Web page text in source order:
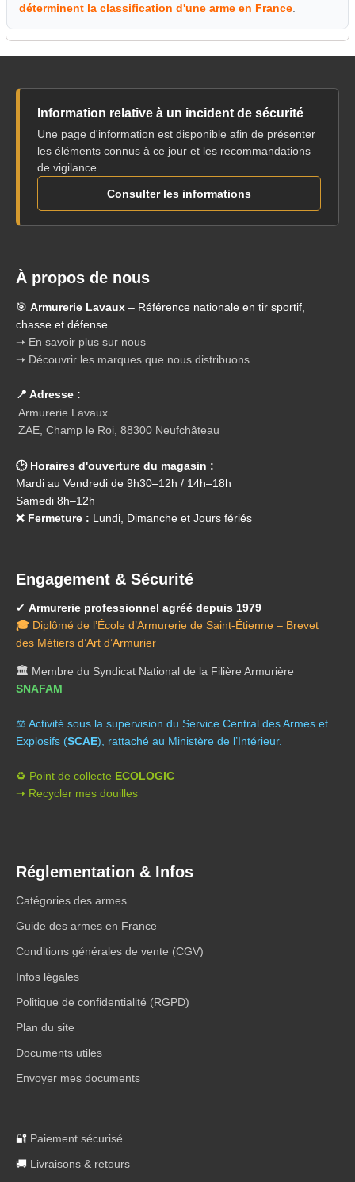
déterminent la classification d'une arme en France
Information relative à un incident de sécurité
Une page d'information est disponible afin de présenter
les éléments connus à ce jour et les recommandations
de vigilance.
Consulter les informations
À propos de nous
🎯 Armurerie Lavaux – Référence nationale en tir sportif,
chasse et défense.
➝ En savoir plus sur nous
➝ Découvrir les marques que nous distribuons
📍 Adresse :
Armurerie Lavaux
ZAE, Champ le Roi, 88300 Neufchâteau
🕑 Horaires d'ouverture du magasin :
Mardi au Vendredi de 9h30–12h / 14h–18h
Samedi 8h–12h
❌ Fermeture : Lundi, Dimanche et Jours fériés
Engagement & Sécurité
✔ Armurerie professionnel agréé depuis 1979
🎓 Diplômé de l’École d’Armurerie de Saint-Étienne – Brevet
des Métiers d’Art d’Armurier
🏛️ Membre du Syndicat National de la Filière Armurière
SNAFAM
⚖️ Activité sous la supervision du Service Central des Armes et
Explosifs (SCAE), rattaché au Ministère de l’Intérieur.
♻️ Point de collecte ECOLOGIC
➝ Recycler mes douilles
Réglementation & Infos
Catégories des armes
Guide des armes en France
Conditions générales de vente (CGV)
Infos légales
Politique de confidentialité (RGPD)
Plan du site
Documents utiles
Envoyer mes documents
🔐 Paiement sécurisé
🚚 Livraisons & retours